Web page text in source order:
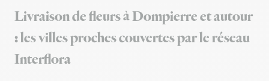
Livraison de fleurs à Dompierre et autour
: les villes proches couvertes par le réseau
Interflora